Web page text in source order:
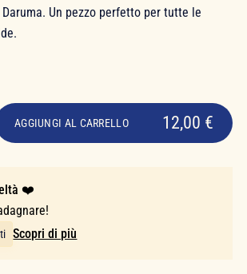
Un pezzo perfetto per tutte le
AGGIUNGI AL CARRELLO 12,00 €
❤️
Scopri di più